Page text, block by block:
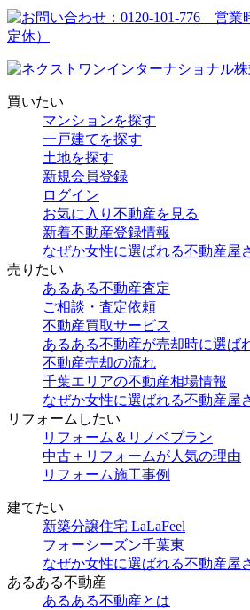
買いたい
マンションを探す
一戸建てを探す
土地を探す
新規会員登録
ログイン
お気に入り不動産を見る
新着不動産登録情報
なぜか女性に選ばれる不動産屋
売りたい
あるある不動産査定
ご相談・査定依頼
不動産買取サービス
あるある不動産が売却時に選ば
不動産売却の流れ
千葉エリアの不動産相場情報
なぜか女性に選ばれる不動産屋
リフォームしたい
リフォーム＆リノベプラン
中古＋リフォームが人気の理由
リフォーム施工事例
建てたい
新築分譲住宅 LaLaFeel
フォーシーズン千葉東
なぜか女性に選ばれる不動産屋
あるある不動産
あるある不動産とは